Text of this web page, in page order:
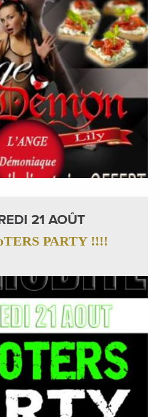
21 AOÛT
PARTY !!!!